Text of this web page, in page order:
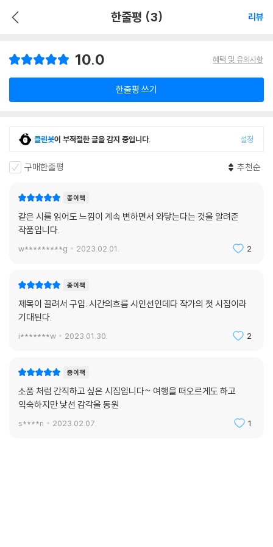
한줄평 (3) 리뷰
10.0 혜택 및 유의사항
한줄평 쓰기
클린봇이 부적절한 글을 감지 중입니다. 설정
구매한줄평 추천순
종이책
같은 시를 읽어도 느낌이 계속 변하면서 와닿는다는 것을 알려준
작품입니다.
w*********g 2023.02.01. 2
종이책
제목이 끌려서 구입. 시간의흐름 시인선인데다 작가의 첫 시집이라
기대된다.
i*******w 2023.01.30. 2
종이책
소품 처럼 간직하고 싶은 시집입니다~ 여행을 떠오르게도 하고
익숙하지만 낯선 감각을 동원
s****n 2023.02.07. 1